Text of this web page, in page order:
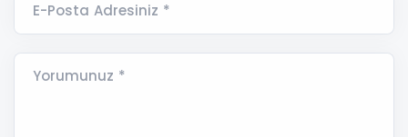
E-Posta Adresiniz *
Yorumunuz *